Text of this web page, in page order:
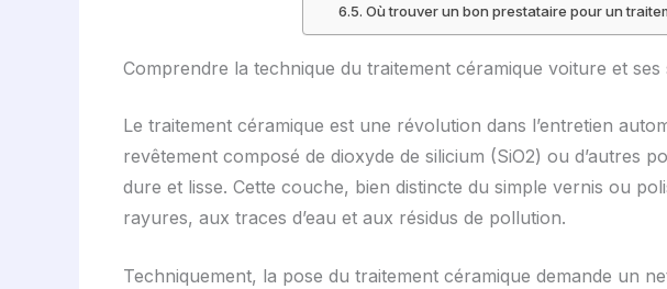
Où trouver un bon prestataire pour un
Comprendre la technique du traitement céramique voiture et ses
Le traitement céramique est une révolution dans l’entretien
revêtement composé de dioxyde de silicium (SiO2) ou
dure et lisse. Cette couche, bien distincte du simple vernis ou
rayures, aux traces d’eau et aux résidus de pollution.
Techniquement, la pose du traitement céramique demande un